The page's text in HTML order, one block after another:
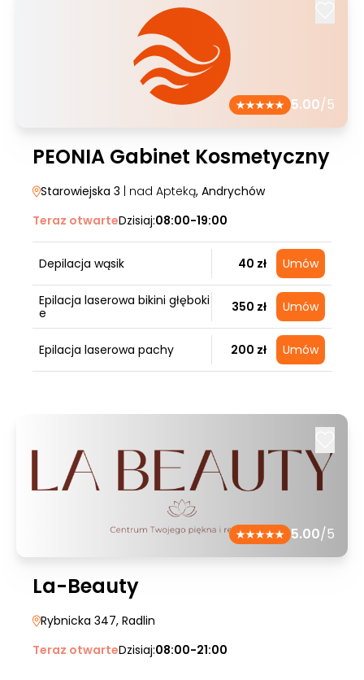
5.00/5
PEONIA Gabinet Kosmetyczny
Starowiejska 3 | nad Apteką, Andrychów
Teraz otwarteDzisiaj:08:00-19:00
Depilacja wąsik 40 zł Umów
Epilacja laserowa bikini głęboki
e
350 zł Umów
Epilacja laserowa pachy 200 zł Umów
5.00/5
La-Beauty
Rybnicka 347, Radlin
Teraz otwarteDzisiaj:08:00-21:00